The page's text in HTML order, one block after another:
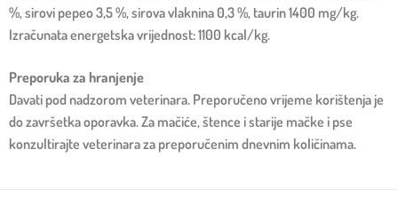
%, sirovi pepeo 3,5 %, sirova vlaknina 0,3 %, taurin 1400 mg/kg.
Izračunata energetska vrijednost: 1100 kcal/kg.
Preporuka za hranjenje
Davati pod nadzorom veterinara. Preporučeno vrijeme korištenja je
do završetka oporavka. Za mačiće, štence i starije mačke i pse
konzultirajte veterinara za preporučenim dnevnim količinama.